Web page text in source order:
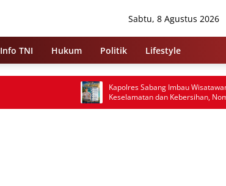
Sabtu, 8 Agustus 2026
Info TNI Hukum Politik Lifestyle
Kapolres Sabang Imbau Wisatawan Jaga
Keselamatan dan Kebersihan, Nomor 110
Siaga 24 Jam